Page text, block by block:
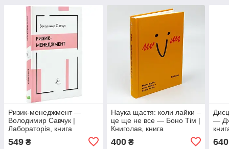
Ризик-менеджмент —
Володимир Савчук |
Лабораторія, книга
українською, нова, тверда
549 ₴
Наука щастя: коли лайки –
це ще не все — Боно Тім |
Книголав, книга
українською, нова, тверда
400₴
—
640